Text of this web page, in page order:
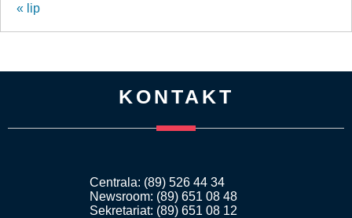
« lip
KONTAKT
Centrala: (89) 526 44 34
Newsroom: (89) 651 08 48
Sekretariat: (89) 651 08 12